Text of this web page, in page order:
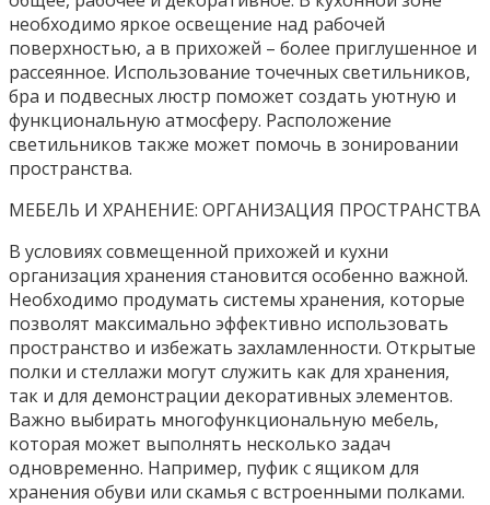
необходимо яркое освещение над рабочей
поверхностью, а в прихожей – более приглушенное и
рассеянное. Использование точечных светильников,
бра и подвесных люстр поможет создать уютную и
функциональную атмосферу. Расположение
светильников также может помочь в зонировании
пространства.
МЕБЕЛЬ И ХРАНЕНИЕ: ОРГАНИЗАЦИЯ ПРОСТРАНСТВА
В условиях совмещенной прихожей и кухни
организация хранения становится особенно важной.
Необходимо продумать системы хранения, которые
позволят максимально эффективно использовать
пространство и избежать захламленности. Открытые
полки и стеллажи могут служить как для хранения,
так и для демонстрации декоративных элементов.
Важно выбирать многофункциональную мебель,
которая может выполнять несколько задач
одновременно. Например, пуфик с ящиком для
хранения обуви или скамья с встроенными полками.